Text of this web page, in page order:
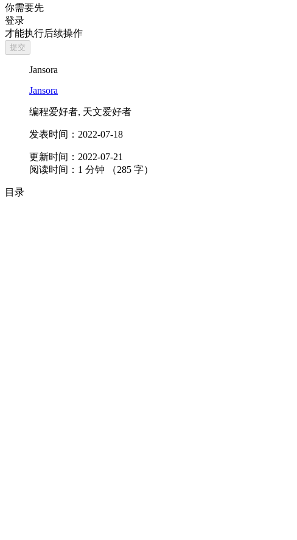
你需要先
登录
才能执行后续操作
提交
Jansora
Jansora
编程爱好者, 天文爱好者
发表时间： 2022-07-18
更新时间： 2022-07-21
阅读时间： 1 分钟 （285 字）
目录